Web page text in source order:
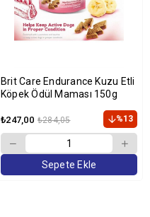
Brit Care Endurance Kuzu Etli
Köpek Ödül Maması 150g
₺247,00 ₺284,05 %13
Sepete Ekle